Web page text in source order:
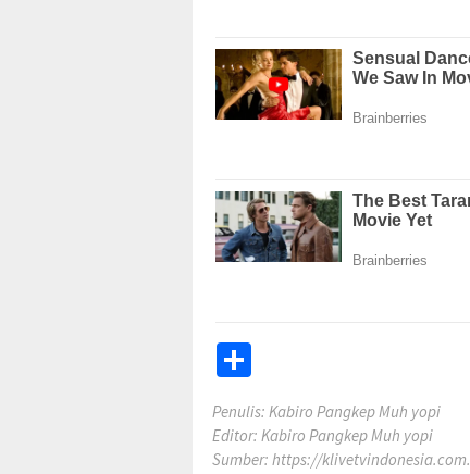
Penulis: Kabiro Pangkep Muh yopi
Editor: Kabiro Pangkep Muh yopi
Sumber: https://klivetvindonesia.com.